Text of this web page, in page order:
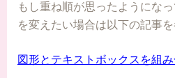
もし重ね順が思ったようにな
を変えたい場合は以下の記事を
図形とテキストボックスを組み